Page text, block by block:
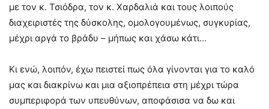
με τον κ. Τσιόδρα, τον κ. Χαρδαλιά και τους λοιπούς
διαχειριστές της δύσκολης, ομολογουμένως, συγκυρίας,
μέχρι αργά το βράδυ – μήπως και χάσω κάτι…
Κι ενώ, λοιπόν, έχω πειστεί πως όλα γίνονται για το καλό
μας και διακρίνω και μια αξιοπρέπεια στη μέχρι τώρα
συμπεριφορά των υπευθύνων, αποφάσισα να δω και